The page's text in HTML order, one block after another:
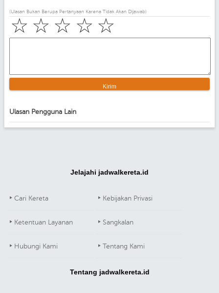
(Ulasan Bukan Berupa Pertanyaan Karena Tidak Akan Dijawab)
☆
☆
☆
☆
☆
Ulasan Pengguna Lain
Jelajahi jadwalkereta.id
Cari Kereta Kebijakan Privasi
Ketentuan Layanan Sangkalan
Hubungi Kami Tentang Kami
Tentang jadwalkereta.id